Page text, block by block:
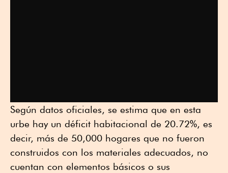
Según datos oficiales, se estima que en esta
urbe hay un déficit habitacional de 20.72%, es
decir, más de 50,000 hogares que no fueron
construidos con los materiales adecuados, no
cuentan con elementos básicos o sus